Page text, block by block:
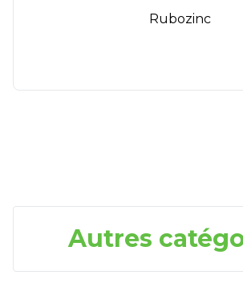
Rubozinc
Autres